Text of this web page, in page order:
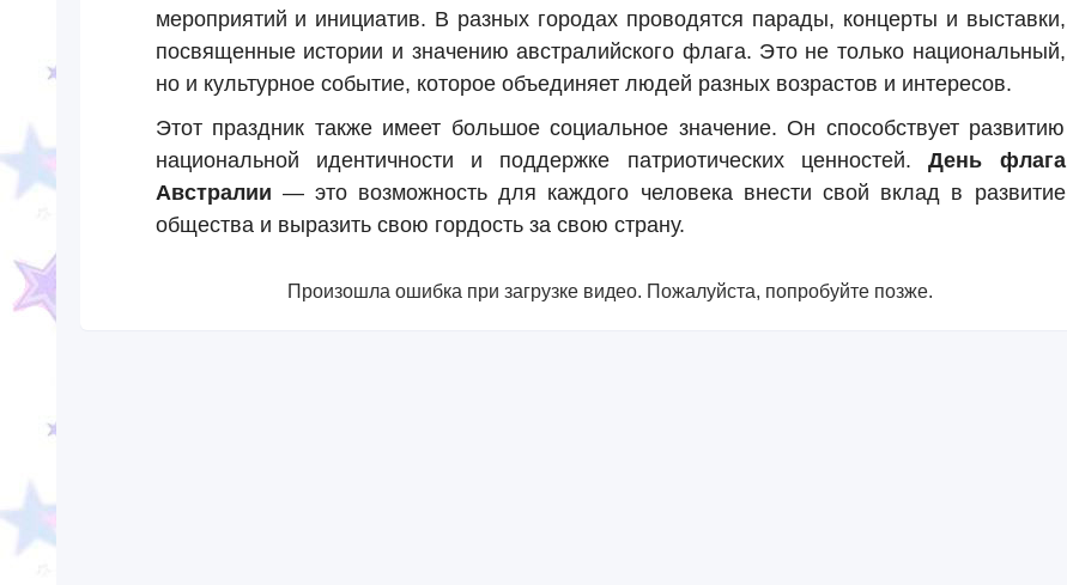
мероприятий и инициатив. В разных городах проводятся парады, концерты и выставки,
посвященные истории и значению австралийского флага. Это не только национальный,
но и культурное событие, которое объединяет людей разных возрастов и интересов.
Этот праздник также имеет большое социальное значение. Он способствует развитию
национальной идентичности и поддержке патриотических ценностей.День флага
Австралии — это возможность для каждого человека внести свой вклад в развитие
общества и выразить свою гордость за свою страну.
Произошла ошибка при загрузке видео. Пожалуйста, попробуйте позже.